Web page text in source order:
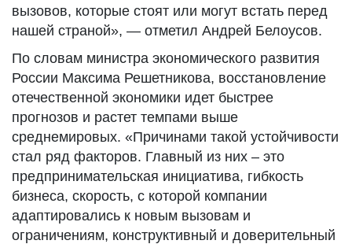
вызовов, которые стоят или могут встать перед
нашей страной», — отметил Андрей Белоусов.
По словам министра экономического развития
России Максима Решетникова, восстановление
отечественной экономики идет быстрее
прогнозов и растет темпами выше
среднемировых. «Причинами такой устойчивости
стал ряд факторов. Главный из них – это
предпринимательская инициатива, гибкость
бизнеса, скорость, с которой компании
адаптировались к новым вызовам и
ограничениям, конструктивный и доверительный